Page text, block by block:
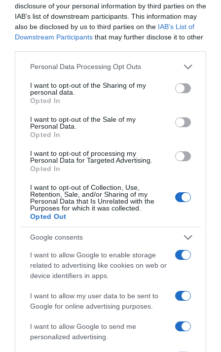
disclosure of your personal information by third parties on the
IAB’s list of downstream participants. This information may
also be disclosed by us to third parties on the IAB’s List of
Downstream Participants that may further disclose it to other
Please note that this website/app uses one or more Google
not limited to your visit or usage behaviour. You may click to
grant or deny consent to Google and its third-party tags to
use your data for below specified purposes in below Google
consent section.
Personal Data Processing Opt Outs
I want to opt-out of the Sharing of my
personal data.
Opted In
I want to opt-out of the Sale of my
Personal Data.
Opted In
I want to opt-out of processing my
Personal Data for Targeted Advertising.
Opted In
I want to opt-out of Collection, Use,
Retention, Sale, and/or Sharing of my
Personal Data that Is Unrelated with the
Purposes for which it was collected.
Opted Out
Google consents
I want to allow Google to enable storage
related to advertising like cookies on web or
device identifiers in apps.
I want to allow my user data to be sent to
Google for online advertising purposes.
I want to allow Google to send me
personalized advertising.
Share Tweet
ΔΥΠΑ
ΔΙΑΦΗΜΙΣΗ
ΣΧΟΛΙΑ